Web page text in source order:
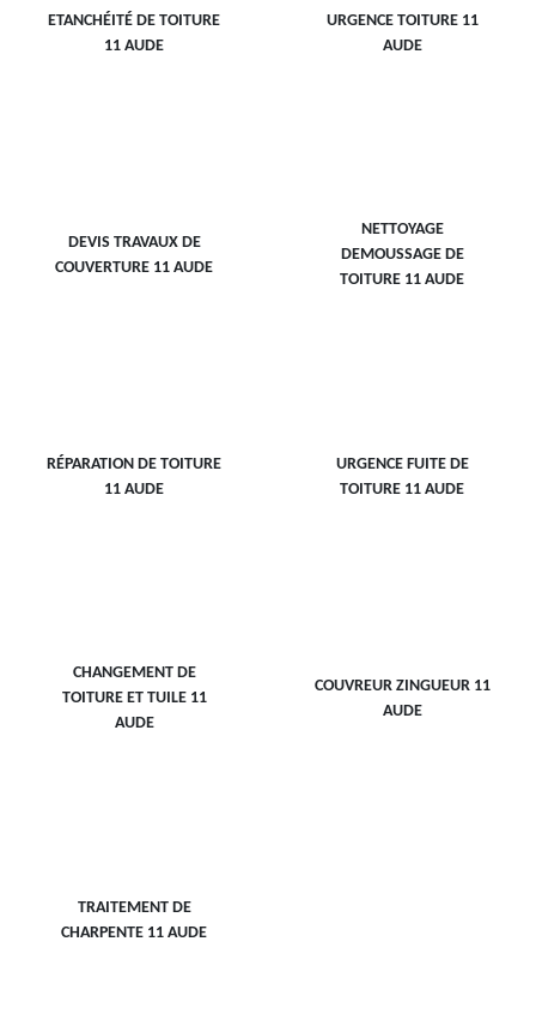
ETANCHÉITÉ DE TOITURE
11 AUDE
URGENCE TOITURE 11
AUDE
DEVIS TRAVAUX DE
COUVERTURE 11 AUDE
NETTOYAGE
DEMOUSSAGE DE
TOITURE 11 AUDE
RÉPARATION DE TOITURE
11 AUDE
URGENCE FUITE DE
TOITURE 11 AUDE
CHANGEMENT DE
TOITURE ET TUILE 11
AUDE
COUVREUR ZINGUEUR 11
AUDE
TRAITEMENT DE
CHARPENTE 11 AUDE